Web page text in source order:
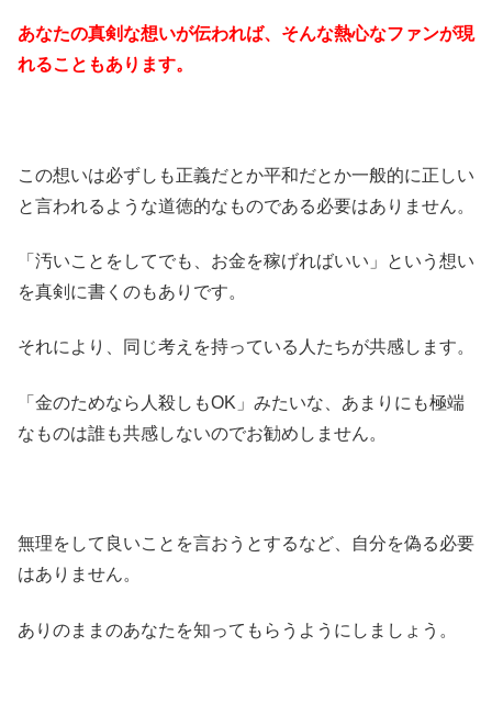
あなたの真剣な想いが伝われば、そんな熱心なファンが現
れることもあります。
この想いは必ずしも正義だとか平和だとか一般的に正しい
と言われるような道徳的なものである必要はありません。
「汚いことをしてでも、お金を稼げればいい」という想い
を真剣に書くのもありです。
それにより、同じ考えを持っている人たちが共感します。
「金のためなら人殺しもOK」みたいな、あまりにも極端
なものは誰も共感しないのでお勧めしません。
無理をして良いことを言おうとするなど、自分を偽る必要
はありません。
ありのままのあなたを知ってもらうようにしましょう。